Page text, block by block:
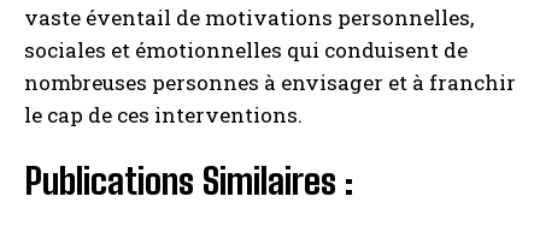
vaste éventail de motivations personnelles,
sociales et émotionnelles qui conduisent de
nombreuses personnes à envisager et à franchir
le cap de ces interventions.
Publications Similaires :